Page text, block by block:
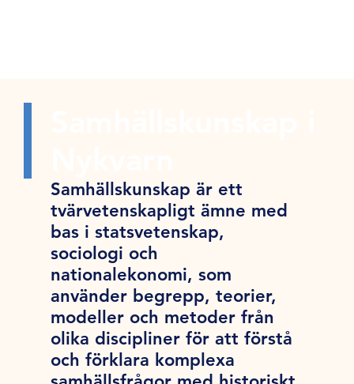
Samhällskunskap är ett
tvärvetenskapligt ämne med
bas i statsvetenskap,
sociologi och
nationalekonomi, som
använder begrepp, teorier,
modeller och metoder från
olika discipliner för att förstå
och förklara komplexa